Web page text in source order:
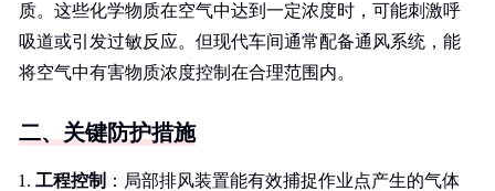
质。这些化学物质在空气中达到一定浓度时，可能刺激呼
吸道或引发过敏反应。但现代车间通常配备通风系统，能
将空气中有害物质浓度控制在合理范围内。
二、关键防护措施
工程控制 ：局部排风装置能有效捕捉作业点产生的气体